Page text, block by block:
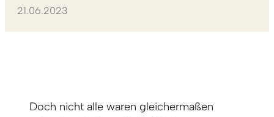
21.06.2023
Doch nicht alle waren gleichermaßen